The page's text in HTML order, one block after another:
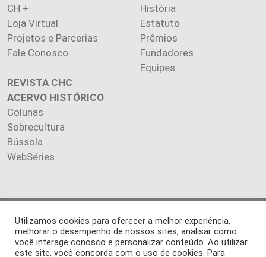
CH +
Loja Virtual
Projetos e Parcerias
Fale Conosco
História
Estatuto
Prêmios
Fundadores
Equipes
REVISTA CHC
ACERVO HISTÓRICO
Colunas
Sobrecultura
Bússola
WebSéries
Copyright 2026 INSTITUTO CIÊNCIA HOJE. Todos os direitos
reservados.
Os artigos publicados na revista refletem exclusivamente a
Utilizamos cookies para oferecer a melhor experiência,
melhorar o desempenho de nossos sites, analisar como
você interage conosco e personalizar conteúdo. Ao utilizar
este site, você concorda com o uso de cookies. Para